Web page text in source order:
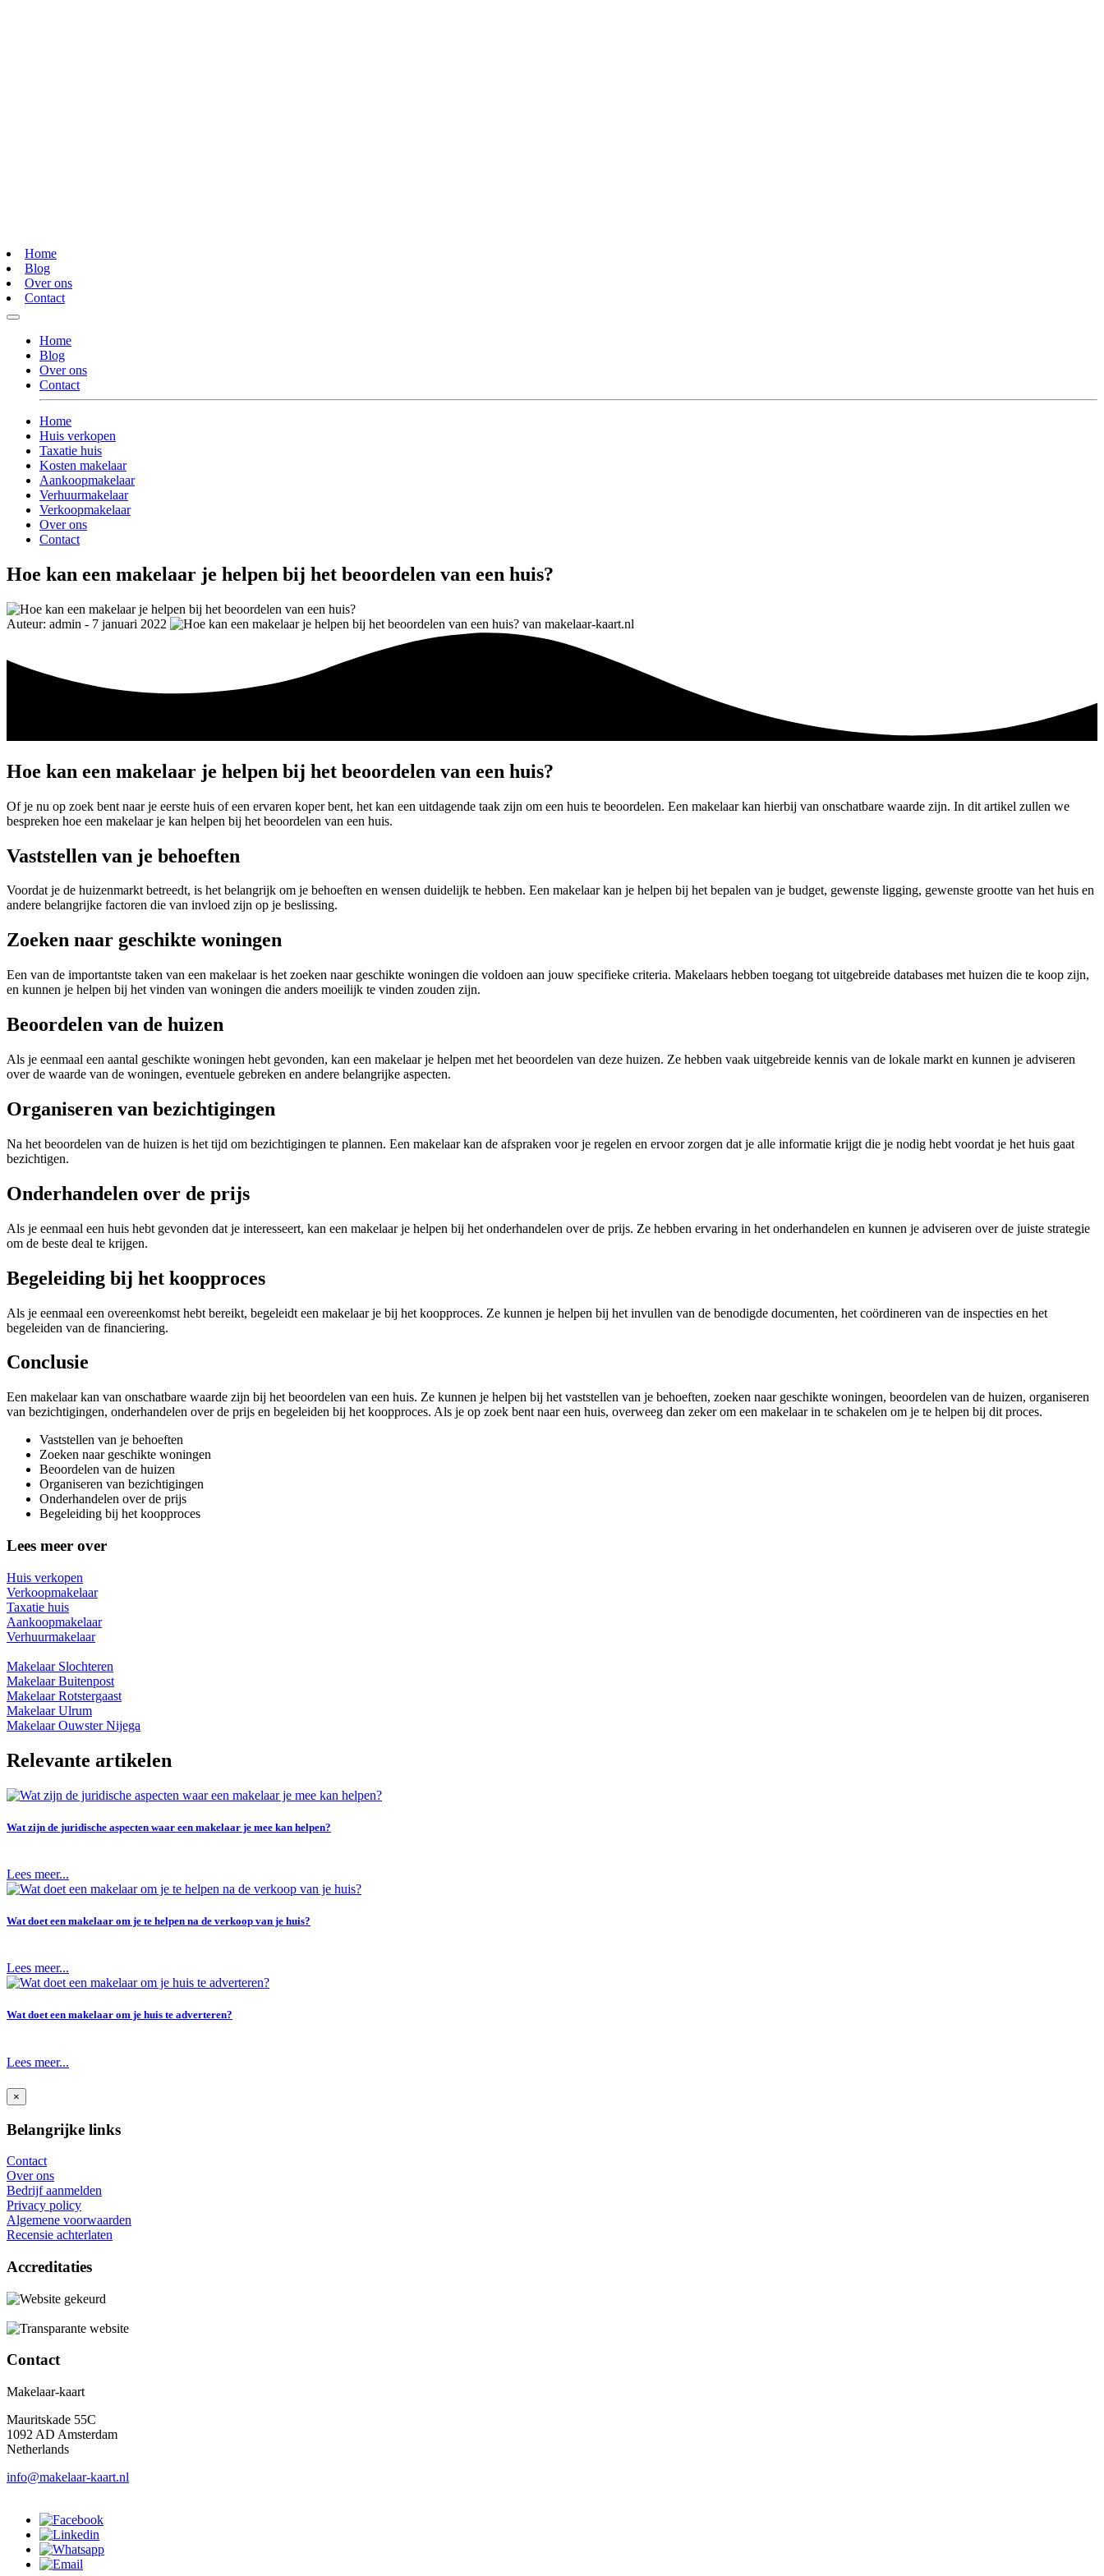
Home
Blog
Over ons
Contact
Home
Blog
Over ons
Contact
Home
Huis verkopen
Taxatie huis
Kosten makelaar
Aankoopmakelaar
Verhuurmakelaar
Verkoopmakelaar
Over ons
Contact
Hoe kan een makelaar je helpen bij het beoordelen van een huis?
Auteur: admin - 7 januari 2022
Hoe kan een makelaar je helpen bij het beoordelen van een huis?
Of je nu op zoek bent naar je eerste huis of een ervaren koper bent, het kan een uitdagende taak zijn om een huis te beoordelen. Een makelaar kan hierbij van onschatbare waarde zijn. In dit artikel zullen we
bespreken hoe een makelaar je kan helpen bij het beoordelen van een huis.
Vaststellen van je behoeften
Voordat je de huizenmarkt betreedt, is het belangrijk om je behoeften en wensen duidelijk te hebben. Een makelaar kan je helpen bij het bepalen van je budget, gewenste ligging, gewenste grootte van het huis en
andere belangrijke factoren die van invloed zijn op je beslissing.
Zoeken naar geschikte woningen
Een van de importantste taken van een makelaar is het zoeken naar geschikte woningen die voldoen aan jouw specifieke criteria. Makelaars hebben toegang tot uitgebreide databases met huizen die te koop zijn,
en kunnen je helpen bij het vinden van woningen die anders moeilijk te vinden zouden zijn.
Beoordelen van de huizen
Als je eenmaal een aantal geschikte woningen hebt gevonden, kan een makelaar je helpen met het beoordelen van deze huizen. Ze hebben vaak uitgebreide kennis van de lokale markt en kunnen je adviseren
over de waarde van de woningen, eventuele gebreken en andere belangrijke aspecten.
Organiseren van bezichtigingen
Na het beoordelen van de huizen is het tijd om bezichtigingen te plannen. Een makelaar kan de afspraken voor je regelen en ervoor zorgen dat je alle informatie krijgt die je nodig hebt voordat je het huis gaat
bezichtigen.
Onderhandelen over de prijs
Als je eenmaal een huis hebt gevonden dat je interesseert, kan een makelaar je helpen bij het onderhandelen over de prijs. Ze hebben ervaring in het onderhandelen en kunnen je adviseren over de juiste strategie
om de beste deal te krijgen.
Begeleiding bij het koopproces
Als je eenmaal een overeenkomst hebt bereikt, begeleidt een makelaar je bij het koopproces. Ze kunnen je helpen bij het invullen van de benodigde documenten, het coördineren van de inspecties en het
begeleiden van de financiering.
Conclusie
Een makelaar kan van onschatbare waarde zijn bij het beoordelen van een huis. Ze kunnen je helpen bij het vaststellen van je behoeften, zoeken naar geschikte woningen, beoordelen van de huizen, organiseren
van bezichtigingen, onderhandelen over de prijs en begeleiden bij het koopproces. Als je op zoek bent naar een huis, overweeg dan zeker om een makelaar in te schakelen om je te helpen bij dit proces.
Vaststellen van je behoeften
Zoeken naar geschikte woningen
Beoordelen van de huizen
Organiseren van bezichtigingen
Onderhandelen over de prijs
Begeleiding bij het koopproces
Lees meer over
Huis verkopen
Verkoopmakelaar
Taxatie huis
Aankoopmakelaar
Verhuurmakelaar
Makelaar Slochteren
Makelaar Buitenpost
Makelaar Rotstergaast
Makelaar Ulrum
Makelaar Ouwster Nijega
Relevante artikelen
Wat zijn de juridische aspecten waar een makelaar je mee kan helpen?
Lees meer...
Wat doet een makelaar om je te helpen na de verkoop van je huis?
Lees meer...
Wat doet een makelaar om je huis te adverteren?
Lees meer...
×
Belangrijke links
Contact
Over ons
Bedrijf aanmelden
Privacy policy
Algemene voorwaarden
Recensie achterlaten
Accreditaties
Contact
Makelaar-kaart
Mauritskade 55C
1092 AD Amsterdam
Netherlands
info@makelaar-kaart.nl